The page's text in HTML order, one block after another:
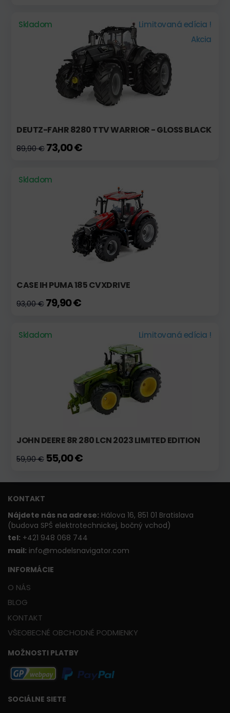
Skladom
Limitovaná edícia !
Akcia
DEUTZ-FAHR 8280 TTV WARRIOR - GLOSS BLACK
89,90 € 73,00 €
Skladom
CASE IH PUMA 185 CVXDRIVE
93,00 € 79,90 €
Skladom Limitovaná edícia !
JOHN DEERE 8R 280 LCN 2023 LIMITED EDITION
59,90 € 55,00 €
KONTAKT
Nájdete nás na adrese: Hálova 16, 851 01 Bratislava
(budova SPŠ elektrotechnickej, bočný vchod)
tel: +421 948 068 744
mail: info@modelsnavigator.com
INFORMÁCIE
O NÁS
BLOG
KONTAKT
VŠEOBECNÉ OBCHODNÉ PODMIENKY
MOŽNOSTI PLATBY
SOCIÁLNE SIETE